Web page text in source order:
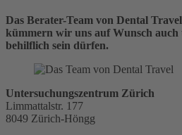
Das Berater-Team von Dental
kümmern wir uns auf Wunsch auch
behilflich sein dürfen.
Untersuchungszentrum Zürich
Limmattalstr. 177
8049 Zürich-Höngg